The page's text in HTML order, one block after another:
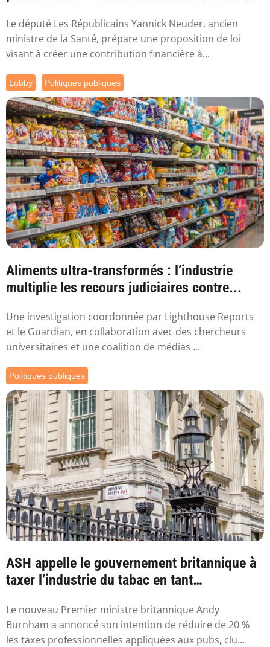
Le député Les Républicains Yannick Neuder, ancien
ministre de la Santé, prépare une proposition de loi
visant à créer une contribution financière à...
Lobby Politiques publiques
Aliments ultra-transformés : l’industrie
multiplie les recours judiciaires contre...
Une investigation coordonnée par Lighthouse Reports
et le Guardian, en collaboration avec des chercheurs
universitaires et une coalition de médias ...
Politiques publiques
ASH appelle le gouvernement britannique à
taxer l’industrie du tabac en tant
Le nouveau Premier ministre britannique Andy
Burnham a annoncé son intention de réduire de 20 %
les taxes professionnelles appliquées aux pubs, clu...